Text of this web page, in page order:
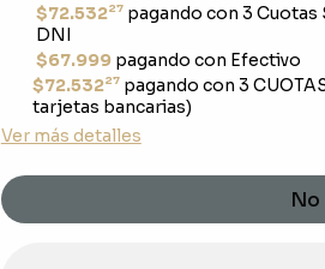
$72.53227pagando con 3 Cuotas
DNI
$67.999pagando con Efectivo
$72.53227pagando con 3
tarjetas bancarias)
Ver más detalles